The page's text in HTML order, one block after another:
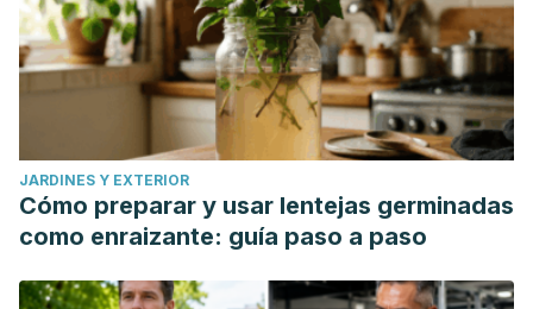
JARDINES Y EXTERIOR
Cómo preparar y usar lentejas germinadas
como enraizante: guía paso a paso